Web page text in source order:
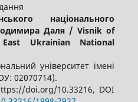
національного
Даля / Visnik of
Ukrainian National
університет імені
02070714).
doi.org/10.33216, DOI